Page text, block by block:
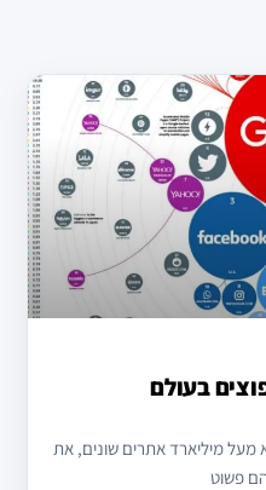
מעל מיליארד אתרים שונים, את
פשוט